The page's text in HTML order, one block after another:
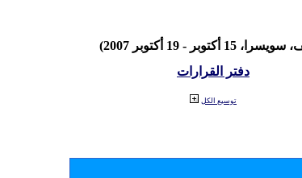
15 أكتوبر - 19 أكتوبر 2007)
دفتر القرارات
توسيع الكل